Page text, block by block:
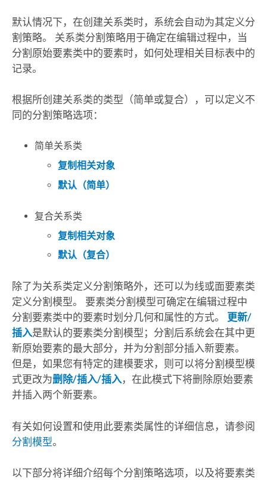
默认情况下，在创建关系类时，系统会自动为其定义分
割策略。 关系类分割策略用于确定在编辑过程中，当
分割原始要素类中的要素时，如何处理相关目标表中的
记录。
根据所创建关系类的类型（简单或复合），可以定义不
同的分割策略选项：
简单关系类
复制相关对象
默认（简单）
复合关系类
复制相关对象
默认（复合）
除了为关系类定义分割策略外，还可以为线或面要素类
定义分割模型。 要素类分割模型可确定在编辑过程中
分割要素类中的要素时划分几何和属性的方式。 更新/
插入是默认的要素类分割模型；分割后系统会在其中更
新原始要素的最大部分，并为分割部分插入新要素。
但是，如果您有特定的建模要求，则可以将分割模型模
式更改为删除/插入/插入，在此模式下将删除原始要素
并插入两个新要素。
有关如何设置和使用此要素类属性的详细信息，请参阅
分割模型。
以下部分将详细介绍每个分割策略选项，以及将要素类